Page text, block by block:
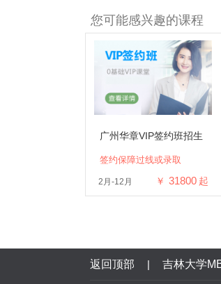
您可能感兴趣的课程
广州华章VIP签约班招生
签约保障过线或录取
2月-12月 ￥ 31800 起
返回顶部 | 吉林大学